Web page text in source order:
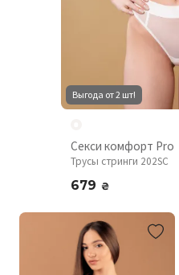
Выгода от 2 шт!
Секси комфорт Pro
Трусы стринги 202SC
679 ₴